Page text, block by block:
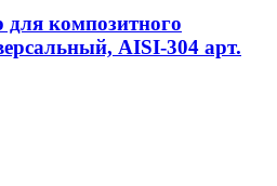
композитного
AISI-304 арт.